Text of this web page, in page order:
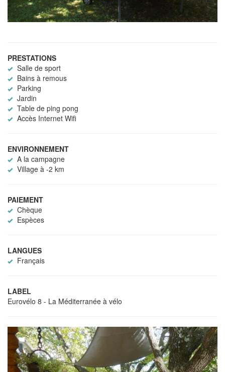
PRESTATIONS
Salle de sport
Bains à remous
Parking
Jardin
Table de ping pong
Accès Internet Wifi
ENVIRONNEMENT
A la campagne
Village à -2 km
PAIEMENT
Chèque
Espèces
LANGUES
Français
LABEL
Eurovélo 8 - La Méditerranée à vélo